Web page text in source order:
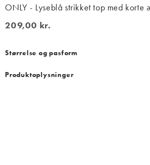
ONLY - Lyseblå strikket top med korte
209,00 kr.
209,00 kr.
Størrelse og pasform
Produktoplysninger